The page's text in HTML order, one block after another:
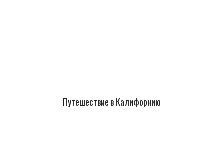
Путешествие в Калифорнию